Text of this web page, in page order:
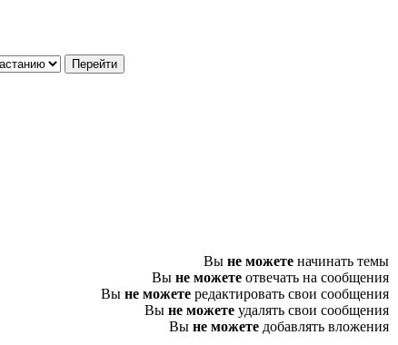
Вы не можете начинать темы
Вы не можете отвечать на сообщения
Вы не можете редактировать свои сообщения
Вы не можете удалять свои сообщения
Вы не можете добавлять вложения